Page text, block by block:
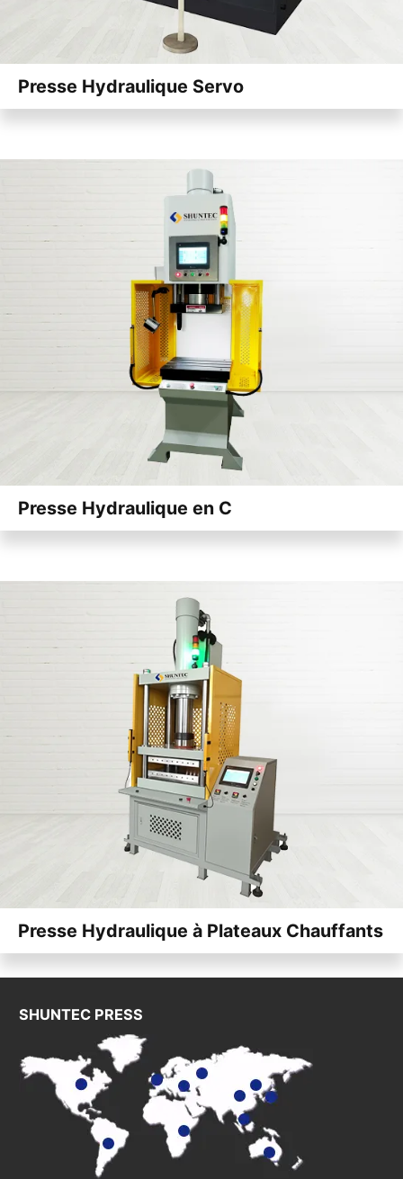
Presse Hydraulique Servo
Presse Hydraulique en C
Presse Hydraulique à Plateaux Chauffants
SHUNTEC PRESS